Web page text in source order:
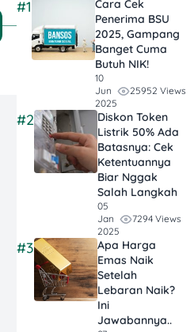
#1
Cara Cek
Penerima BSU
2025, Gampang
Banget Cuma
Butuh NIK!
10
Jun
2025
25952 Views
#2
Diskon Token
Listrik 50% Ada
Batasnya: Cek
Ketentuannya
Biar Nggak
Salah Langkah
05
Jan
2025
7294 Views
#3
Apa Harga
Emas Naik
Setelah
Lebaran Naik?
Ini
Jawabannya..